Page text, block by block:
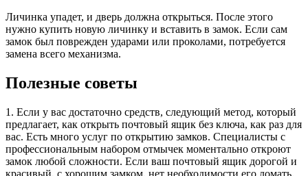
Личинка упадет, и дверь должна открыться. После этого
нужно купить новую личинку и вставить в замок. Если сам
замок был поврежден ударами или проколами, потребуется
замена всего механизма.
Полезные советы
1. Если у вас достаточно средств, следующий метод, который
предлагает, как открыть почтовый ящик без ключа, как раз для
вас. Есть много услуг по открытию замков. Специалисты с
профессиональным набором отмычек моментально откроют
замок любой сложности. Если ваш почтовый ящик дорогой и
красивый, с хорошим замком, нет необходимости его ломать.